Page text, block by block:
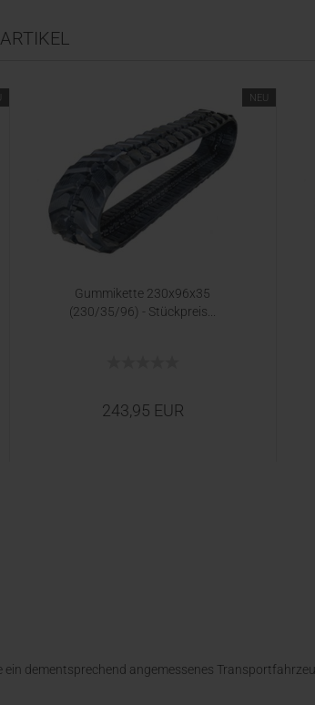
NEU
Gummikette 230x96x35
(230/35/96) - Stückpreis...
243,95 EUR
dementsprechend angemessenes